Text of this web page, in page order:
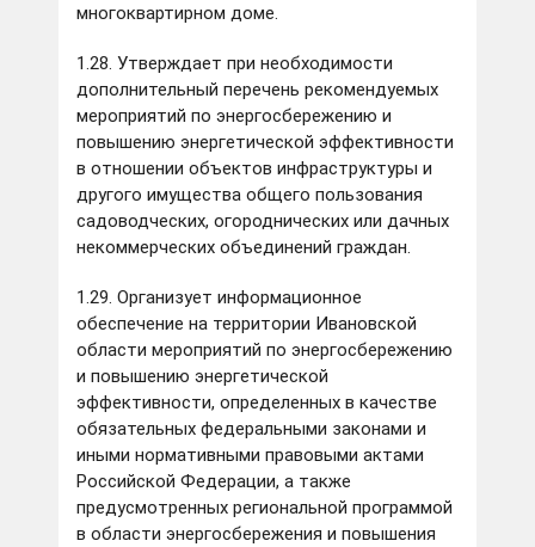
многоквартирном доме.
1.28. Утверждает при необходимости
дополнительный перечень рекомендуемых
мероприятий по энергосбережению и
повышению энергетической эффективности
в отношении объектов инфраструктуры и
другого имущества общего пользования
садоводческих, огороднических или дачных
некоммерческих объединений граждан.
1.29. Организует информационное
обеспечение на территории Ивановской
области мероприятий по энергосбережению
и повышению энергетической
эффективности, определенных в качестве
обязательных федеральными законами и
иными нормативными правовыми актами
Российской Федерации, а также
предусмотренных региональной программой
в области энергосбережения и повышения